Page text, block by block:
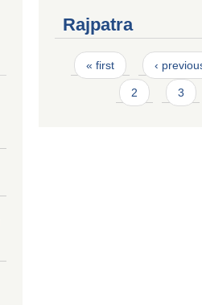
Rajpatra
Pages
« first ‹
2 3